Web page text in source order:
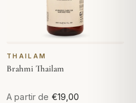
THAILAM
Brahmi Thailam
A partir de €19,00